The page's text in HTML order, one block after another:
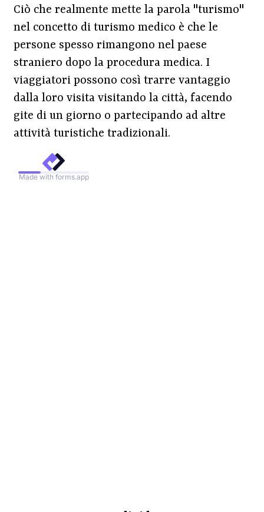
Ciò che realmente mette la parola "turismo"
nel concetto di turismo medico è che le
persone spesso rimangono nel paese
straniero dopo la procedura medica. I
viaggiatori possono così trarre vantaggio
dalla loro visita visitando la città, facendo
gite di un giorno o partecipando ad altre
attività turistiche tradizionali.